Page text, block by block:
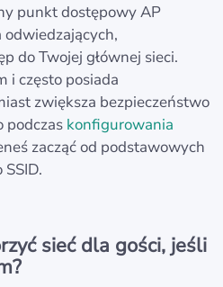
punkt dostępowy АР
do Twojej głównej sieci.
i często posiada
zwiększa bezpieczeństwo
podczas konfigurowania
zacząć od podstawowych
sieć dla gości, jeśli